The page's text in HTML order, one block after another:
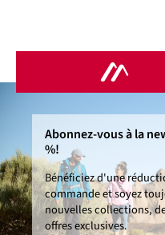
Abonnez-vous à la
%!
Bénéficiez d'une
commande et soyez
nouvelles collections,
offres exclusives.